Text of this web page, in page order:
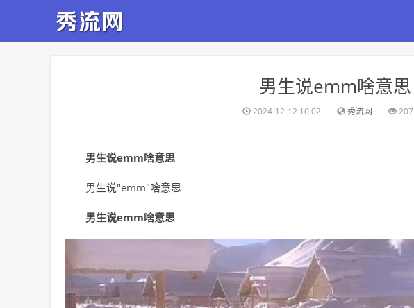
​男生说emm啥意思
2024-12-12 10:02 秀流网 207
男生说emm啥意思
男生说"emm"啥意思
男生说emm啥意思